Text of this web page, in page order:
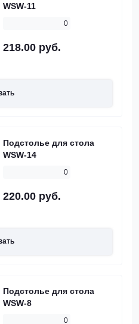
WSW-11
0
218.00 руб.
Подстолье для стола
WSW-14
0
220.00 руб.
Подстолье для стола
WSW-8
0